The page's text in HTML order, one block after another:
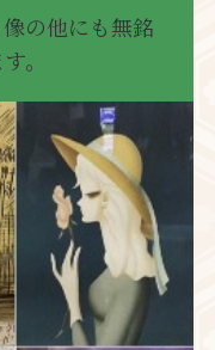
の他にも無銘
。